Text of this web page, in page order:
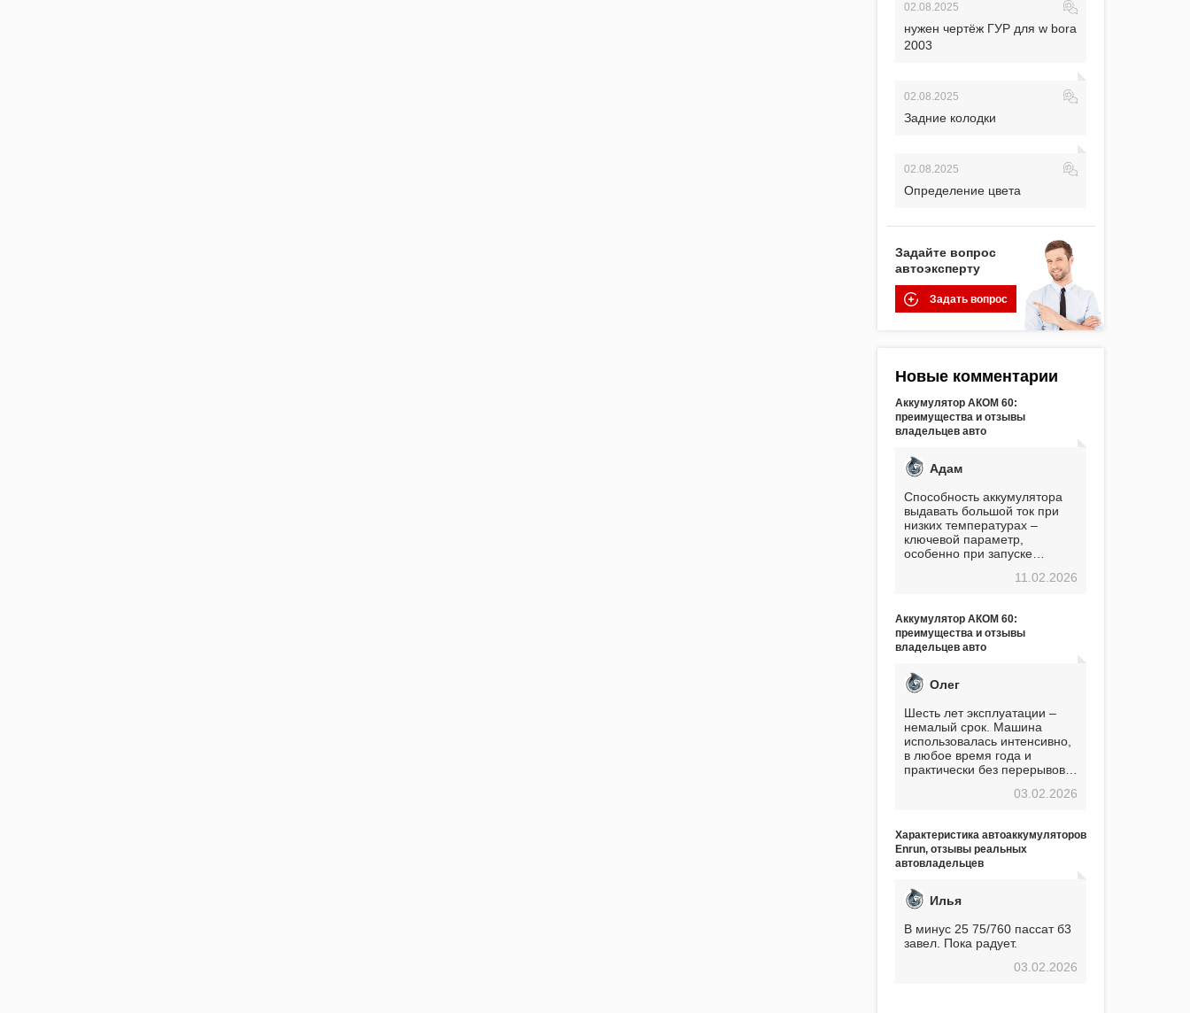
02.08.2025
нужен чертёж ГУР для w bora
2003
02.08.2025
Задние колодки
02.08.2025
Определение цвета
Задайте вопрос
автоэксперту
Задать вопрос
Новые комментарии
Аккумулятор АКОМ 60:
преимущества и отзывы
владельцев авто
Адам
Способность аккумулятора
выдавать большой ток при
низких температурах –
ключевой параметр,
особенно при запуске
показывает, что данный
стоимость. Долго сомневался
перед приобретением, но в
итоге ни разу не пожалел.
вложение, избавляющее от
головной боли, связанной с
АКБ. Подтверждаю
11.02.2026
Аккумулятор АКОМ 60:
преимущества и отзывы
владельцев авто
Олег
Шесть лет эксплуатации –
немалый срок. Машина
использовалась интенсивно,
в любое время года и
практически без перерывов.
экстремальные морозы,
прогревался, чтобы избежать
проблем. И тем не менее, за
весь период использования
связанной с аккумулятором.
Прекрасный аккумулятор!
Недавно установил новый
АКОМ + EFB 75. Судя по
характеристикам, он даже
превосходит предыдущую
03.02.2026
Характеристика автоаккумуляторов
Enrun, отзывы реальных
автовладельцев
Илья
В минус 25 75/760 пассат б3
завел. Пока радует.
03.02.2026